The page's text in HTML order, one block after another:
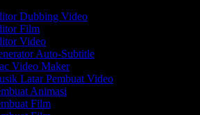
Dubbing Video
Film
Video
Auto-Subtitle
Video Maker
Latar Pembuat Video
Animasi
Film